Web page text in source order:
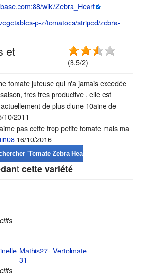
wiki/Zebra_Heart
p-z/tomatoes/striped/zebra-
et
(3.5/2)
tomate juteuse qui n'a jamais excedée
tres tres productive , elle est
de plus d'une 10aine de
10/2011
pas cette trop petite tomate mais ma
16/10/2016
cette variété
Mathis27-
31
Vertolmate